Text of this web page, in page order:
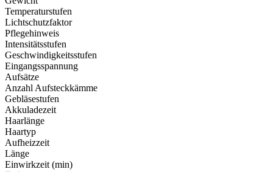
Temperaturstufen
Lichtschutzfaktor
Pflegehinweis
Intensitätsstufen
Geschwindigkeitsstufen
Eingangsspannung
Aufsätze
Anzahl Aufsteckkämme
Gebläsestufen
Akkuladezeit
Haarlänge
Haartyp
Aufheizzeit
Länge
Einwirkzeit (min)